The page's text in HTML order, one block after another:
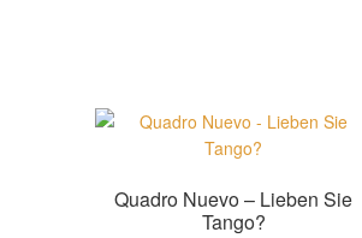
Quadro Nuevo – Lieben Sie
Tango?